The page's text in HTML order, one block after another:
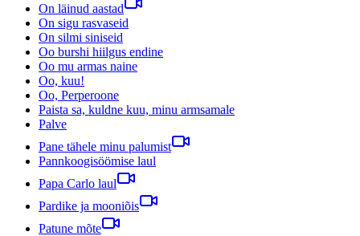
On läinud aastad
On sigu rasvaseid
On silmi siniseid
Oo burshi hiilgus endine
Oo mu armas naine
Oo, kuu!
Oo, Perperoone
Paista sa, kuldne kuu, minu armsamale
Palve
Pane tähele minu palumist
Pannkoogisöömise laul
Papa Carlo laul
Pardike ja mooniõis
Patune mõte